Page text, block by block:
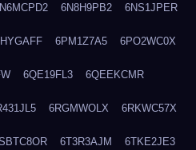
6N8H9PB2 6NS1JPER
6PM1Z7A5 6PO2WC0X
6QE19FL3 6QEEKCMR
6RGMWOLX 6RKWC57X
6T3R3AJM 6TKE2JE3